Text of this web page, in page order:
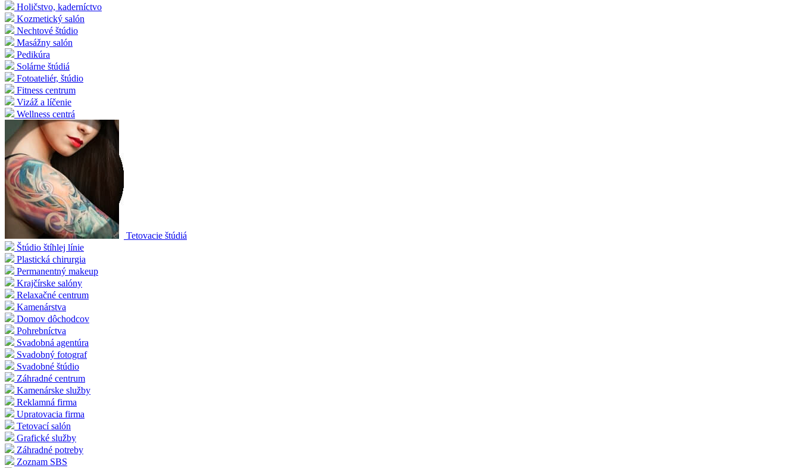
Holičstvo, kaderníctvo
Kozmetický salón
Nechtové štúdio
Masážny salón
Pedikúra
Solárne štúdiá
Fotoateliér, štúdio
Fitness centrum
Vizáž a líčenie
Wellness centrá
Tetovacie štúdiá
Štúdio štíhlej línie
Plastická chirurgia
Permanentný makeup
Krajčírske salóny
Relaxačné centrum
Kamenárstva
Domov dôchodcov
Pohrebníctva
Svadobná agentúra
Svadobný fotograf
Svadobné štúdio
Záhradné centrum
Kamenárske služby
Reklamná firma
Upratovacia firma
Tetovací salón
Grafické služby
Záhradné potreby
Zoznam SBS